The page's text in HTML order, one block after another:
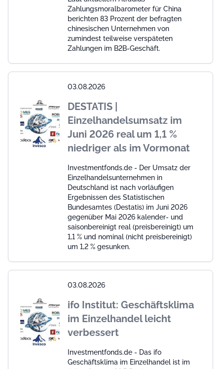
Zahlungsmoralbarometer für China
berichten 83 Prozent der befragten
chinesischen Unternehmen von
zumindest teilweise verspäteten
Zahlungen im B2B-Geschäft.
03.08.2026
DESTATIS |
Einzelhandelsumsatz im
Juni 2026 real um 1,1 %
niedriger als im Vormonat
Investmentfonds.de - Der Umsatz der
Einzelhandelsunternehmen in
Deutschland ist nach vorläufigen
Ergebnissen des Statistischen
Bundesamtes (Destatis) im Juni 2026
gegenüber Mai 2026 kalender- und
saisonbereinigt real (preisbereinigt) um
1,1 % und nominal (nicht preisbereinigt)
um 1,2 % gesunken.
03.08.2026
ifo Institut: Geschäftsklima
im Einzelhandel leicht
verbessert
Investmentfonds.de - Das ifo
Geschäftsklima im Einzelhandel ist im